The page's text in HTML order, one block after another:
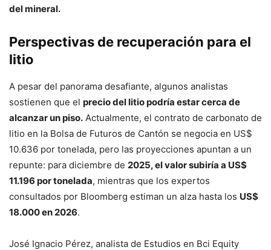
del mineral.
Perspectivas de recuperación para el
litio
A pesar del panorama desafiante, algunos analistas
sostienen que el precio del litio podría estar cerca de
alcanzar un piso. Actualmente, el contrato de carbonato de
litio en la Bolsa de Futuros de Cantón se negocia en US$
10.636 por tonelada, pero las proyecciones apuntan a un
repunte: para diciembre de 2025, el valor subiría a US$
11.196 por tonelada, mientras que los expertos
consultados por Bloomberg estiman un alza hasta los US$
18.000 en 2026.
José Ignacio Pérez, analista de Estudios en Bci Equity